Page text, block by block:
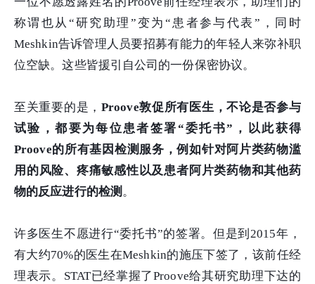
称谓也从“研究助理”变为“患者参与代表”，同时
Meshkin告诉管理人员要招募有能力的年轻人来弥补职
位空缺。这些皆援引自公司的一份保密协议。
至关重要的是，Proove敦促所有医生，不论是否参与
试验，都要为每位患者签署“委托书”，以此获得
Proove的所有基因检测服务，例如针对阿片类药物滥
用的风险、疼痛敏感性以及患者阿片类药物和其他药
物的反应进行的检测 。
许多医生不愿进行“委托书”的签署。但是到2015年，
有大约70%的医生在Meshkin的施压下签了，该前任经
理表示。STAT已经掌握了Proove给其研究助理下达的